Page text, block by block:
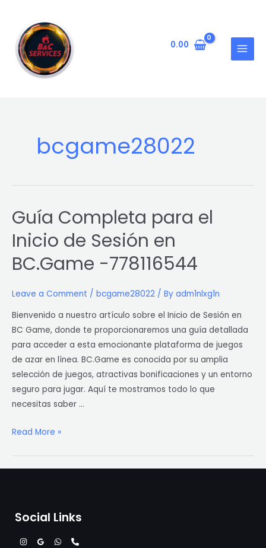
content
0.00
bcgame28022
Guía Completa para el
Inicio de Sesión en
BC.Game -778116544
Leave a Comment / bcgame28022 / By adm1nlxg1n
Bienvenido a nuestro artículo sobre el Inicio de Sesión en
BC Game, donde te proporcionaremos una guía detallada
para acceder a esta emocionante plataforma de juegos
de azar en línea. BC.Game es conocida por su amplia
selección de juegos, atractivas bonificaciones y un entorno
seguro para jugar. Aquí te mostramos todo lo que
necesitas saber …
Guía
para
el
Inicio
en
BC.Game
-778116544
Read More »
Social Links